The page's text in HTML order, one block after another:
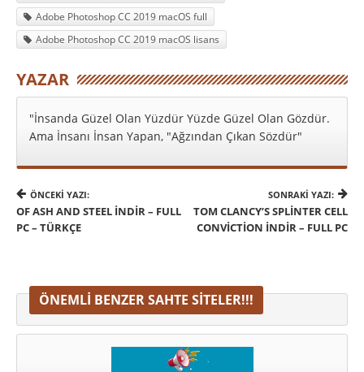
Adobe Photoshop CC 2019 macOS full
Adobe Photoshop CC 2019 macOS lisans
YAZAR
"İnsanda Güzel Olan Yüzdür Yüzde Güzel Olan Gözdür.
Ama İnsanı İnsan Yapan, "Ağzından Çıkan Sözdür"
ÖNCEKI YAZI:
OF ASH AND STEEL İNDIR – FULL
PC – TÜRKÇE
SONRAKI YAZI:
TOM CLANCY’S SPLINTER CELL
CONVICTION İNDIR – FULL PC
ÖNEMLI BENZER SAHTE SITELER!!!